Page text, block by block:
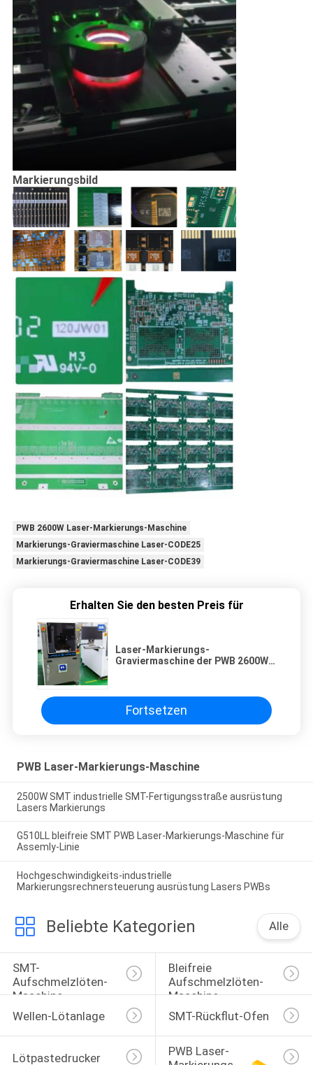
Markierungsbild
PWB 2600W Laser-Markierungs-Maschine
Markierungs-Graviermaschine Laser-CODE25
Markierungs-Graviermaschine Laser-CODE39
Erhalten Sie den besten Preis für
Laser-Markierungs-
Graviermaschine der PWB 2600W
Fortsetzen
PWB Laser-Markierungs-Maschine
2500W SMT industrielle SMT-Fertigungsstraße ausrüstung
Lasers Markierungs
G510LL bleifreie SMT PWB Laser-Markierungs-Maschine für
Assemly-Linie
Hochgeschwindigkeits-industrielle
Markierungsrechnersteuerung ausrüstung Lasers PWBs
Beliebte Kategorien Alle
SMT-
Aufschmelzlöten-
Maschine
Bleifreie
Aufschmelzlöten-
Maschine
Wellen-Lötanlage
SMT-Rückflut-Ofen
Lötpastedrucker
PWB Laser-